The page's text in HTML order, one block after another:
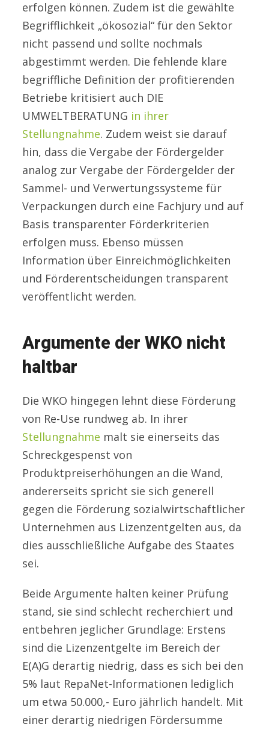
erfolgen können. Zudem ist die gewählte
Begrifflichkeit „ökosozial“ für den Sektor
nicht passend und sollte nochmals
abgestimmt werden. Die fehlende klare
begriffliche Definition der profitierenden
Betriebe kritisiert auch DIE
UMWELTBERATUNG in ihrer
Stellungnahme. Zudem weist sie darauf
hin, dass die Vergabe der Fördergelder
analog zur Vergabe der Fördergelder der
Sammel- und Verwertungssysteme für
Verpackungen durch eine Fachjury und auf
Basis transparenter Förderkriterien
erfolgen muss. Ebenso müssen
Information über Einreichmöglichkeiten
und Förderentscheidungen transparent
veröffentlicht werden.
Argumente der WKO nicht
haltbar
Die WKO hingegen lehnt diese Förderung
von Re-Use rundweg ab. In ihrer
Stellungnahme malt sie einerseits das
Schreckgespenst von
Produktpreiserhöhungen an die Wand,
andererseits spricht sie sich generell
gegen die Förderung sozialwirtschaftlicher
Unternehmen aus Lizenzentgelten aus, da
dies ausschließliche Aufgabe des Staates
sei.
Beide Argumente halten keiner Prüfung
stand, sie sind schlecht recherchiert und
entbehren jeglicher Grundlage: Erstens
sind die Lizenzentgelte im Bereich der
E(A)G derartig niedrig, dass es sich bei den
5% laut RepaNet-Informationen lediglich
um etwa 50.000,- Euro jährlich handelt. Mit
einer derartig niedrigen Fördersumme